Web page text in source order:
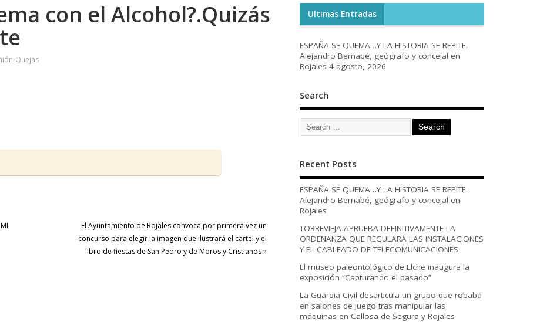
con el Alcohol?.Quizás
Quejas
El Ayuntamiento de Rojales convoca por primera vez un
concurso para elegir la imagen que ilustrará el cartel y el
libro de fiestas de San Pedro y de Moros y Cristianos»
Ultimas Entradas
ESPAÑA SE QUEMA…Y LA HISTORIA SE REPITE.
Alejandro Bernabé, geógrafo y concejal en
Rojales 4 agosto, 2026
Search
Recent Posts
ESPAÑA SE QUEMA…Y LA HISTORIA SE REPITE.
Alejandro Bernabé, geógrafo y concejal en
Rojales
TORREVIEJA APRUEBA DEFINITIVAMENTE LA
ORDENANZA QUE REGULARÁ LAS INSTALACIONES
Y EL CABLEADO DE TELECOMUNICACIONES
El museo paleontológico de Elche inaugura la
exposición “Capturando el pasado”
La Guardia Civil desarticula un grupo que robaba
en salones de juego tras manipular las
máquinas en Callosa de Segura y Rojales